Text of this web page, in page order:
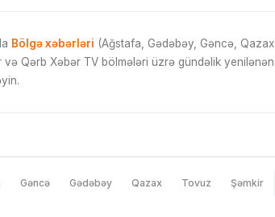
Bölgə xəbərləri (Ağstafa, Gədəbəy, Gəncə,
Qərb Xəbər TV bölmələri üzrə gündəlik
Gəncə Gədəbəy Qazax Tovuz Şəmkir